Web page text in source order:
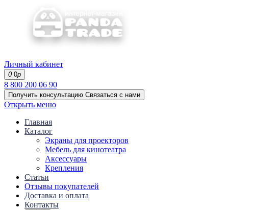
Личный кабинет
0 0р
8 800 200 06 90
Получить консультацию Связаться с нами
Открыть меню
Главная
Каталог
Экраны для проекторов
Mебель для кинотеатра
Аксессуары
Крепления
Статьи
Отзывы покупателей
Доставка и оплата
Контакты